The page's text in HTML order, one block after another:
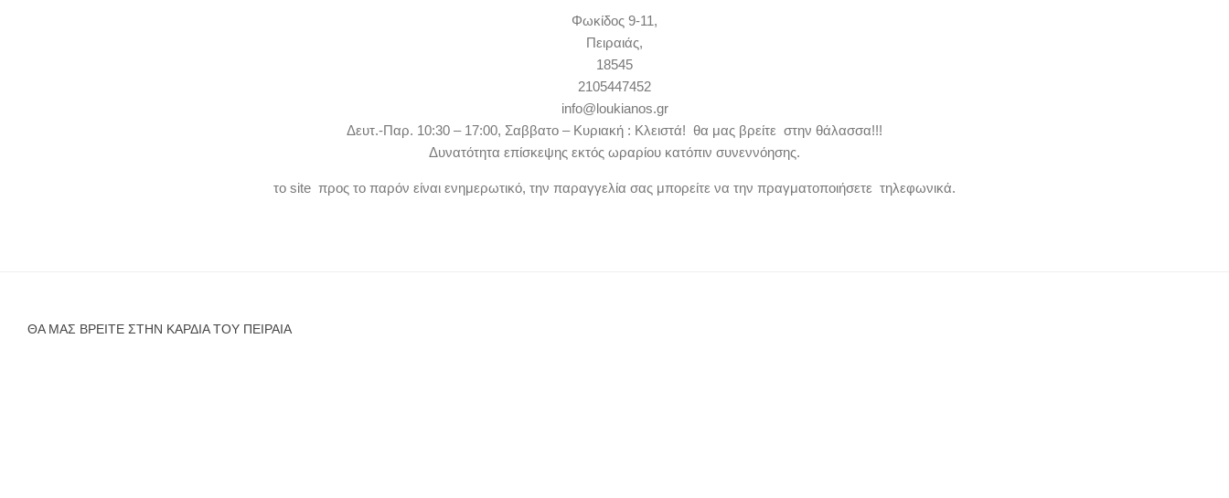
Φωκίδος 9-11,
Πειραιάς,
18545
2105447452
info@loukianos.gr
Δευτ.-Παρ. 10:30 – 17:00, Σαββατο – Κυριακή : Κλειστά! θα μας βρείτε στην θάλασσα!!!
Δυνατότητα επίσκεψης εκτός ωραρίου κατόπιν συνεννόησης.
το site προς το παρόν είναι ενημερωτικό, την παραγγελία σας μπορείτε να την πραγματοποιήσετε τηλεφωνικά.
ΘΑ ΜΑΣ ΒΡΕΊΤΕ ΣΤΗΝ ΚΑΡΔΙΆ ΤΟΥ ΠΕΙΡΑΙΆ